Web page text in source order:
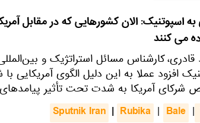
اسپوتنیک: الان کشورهایی که در مقابل
می کنند
کارشناس مسائل استراتژیک و
افزود عملا به این دلیل الگوی
آمریکا به شدت تحت تأثیر پیامدهای
Sputnik Iran | Rubika | Bale |